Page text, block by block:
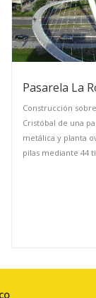
Pasarela La
Construcción
Cristóbal de una
metálica y planta
pilas mediante 44